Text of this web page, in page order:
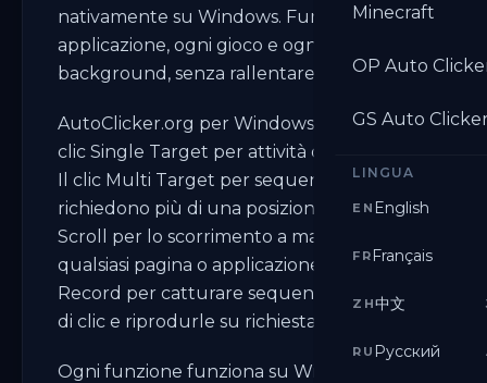
Minecraft
OP Auto
GS Auto
LINGUA
EN English
FR Français
ZH中文
RU Русский
nativamente su Windows. Funziona in ogni
applicazione, ogni gioco e ogni browser. In
background, senza rallentare il sistema.
AutoClicker.org per Windows include il
clic Single Target per attività di precisione.
Il clic Multi Target per sequenze che
richiedono più di una posizione. Auto
Scroll per lo scorrimento a mani libere su
qualsiasi pagina o applicazione. Macro
Record per catturare sequenze complete
di clic e riprodurle su richiesta.
Ogni funzione funziona su Windows 7, 8,